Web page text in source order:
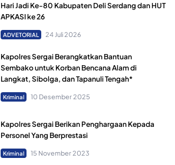
Hari Jadi Ke-80 Kabupaten Deli Serdang dan HUT
APKASI ke 26
ADVETORIAL 24 Juli 2026
Kapolres Sergai Berangkatkan Bantuan
Sembako untuk Korban Bencana Alam di
Langkat, Sibolga, dan Tapanuli Tengah*
Kriminal 10 Desember 2025
Kapolres Sergai Berikan Penghargaan Kepada
Personel Yang Berprestasi
Kriminal 15 November 2023